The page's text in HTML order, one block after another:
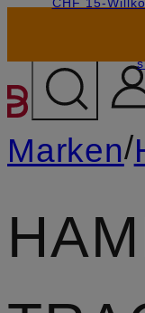
ZUM
Marken/